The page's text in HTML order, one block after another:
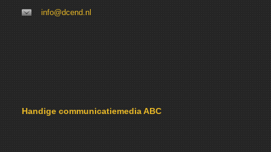
info@dcend.nl
Handige communicatiemedia ABC